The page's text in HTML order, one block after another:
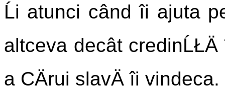
Ĺi atunci când îi ajuta
altceva decât
a CÄrui slavÄ îi vindeca.